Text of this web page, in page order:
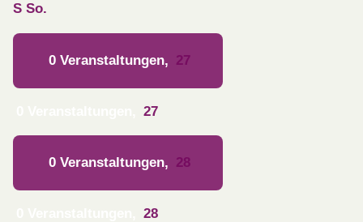
S So.
0 Veranstaltungen, 27
27
0 Veranstaltungen, 28
28